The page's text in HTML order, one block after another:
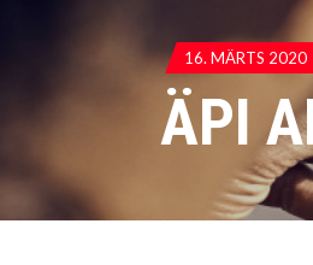
16. MÄRTS 2020
ÄPI